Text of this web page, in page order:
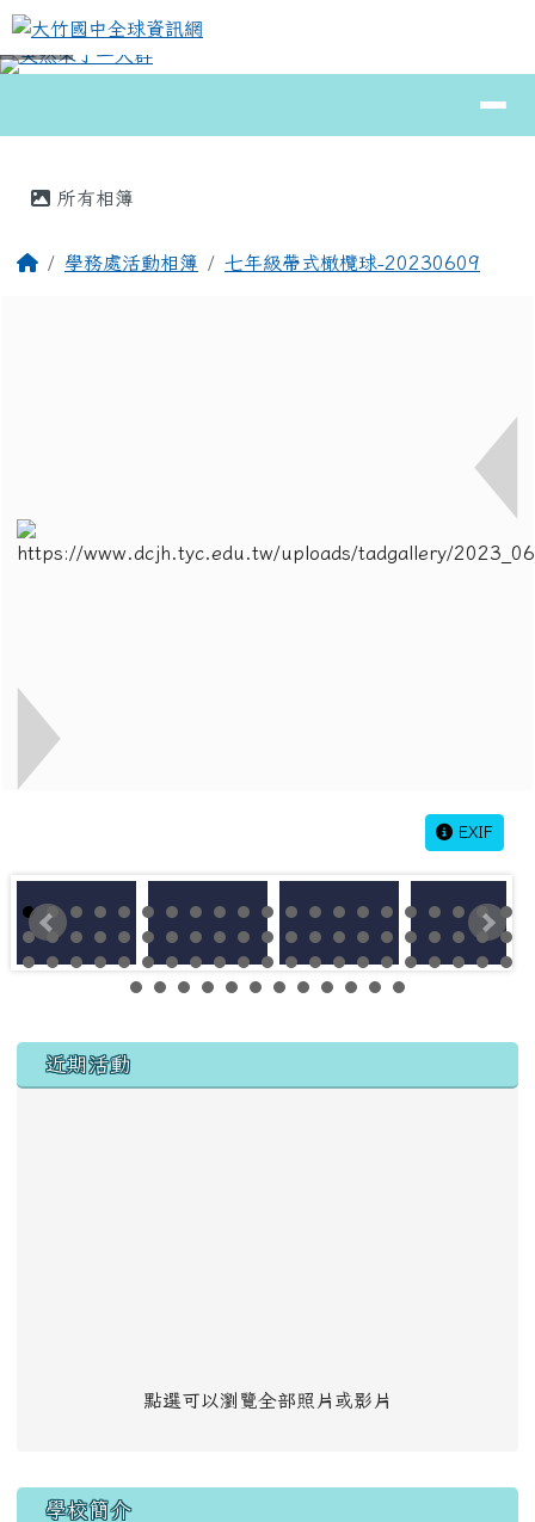
跳至主內容區
大竹國中全球資訊網
⏸
所有相簿
回首頁學務處活動相簿 七年級帶式橄欖球-20230609
EXIF
左邊區域內容
近期活動
點選可以瀏覽全部照片或影片
學校簡介